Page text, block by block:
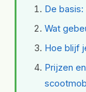
De
Wat
Hoe blijf
Prijzen